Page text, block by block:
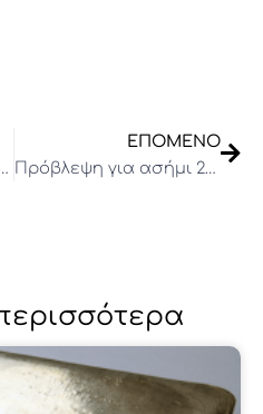
αργύρου 2025
ΕΠΌΜΕΝΟ
Πρόβλεψη για ασήμι 2025